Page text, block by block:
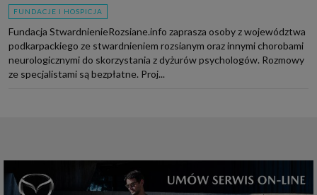
FUNDACJE I HOSPICJA
Fundacja StwardnienieRozsiane.info zaprasza osoby z województwa
podkarpackiego ze stwardnieniem rozsianym oraz innymi chorobami
neurologicznymi do skorzystania z dyżurów psychologów. Rozmowy
ze specjalistami są bezpłatne. Proj...